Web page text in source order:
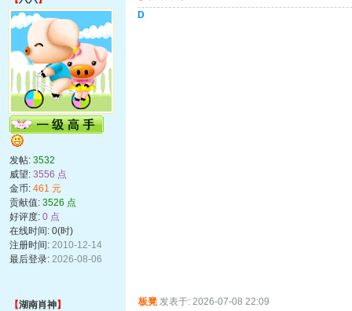
发帖: 3532
威望: 3556 点
金币: 461 元
贡献值: 3526 点
好评度: 0 点
在线时间: 0(时)
注册时间: 2010-12-14
最后登录: 2026-08-06
D
【湖南肖神】 板凳 发表于: 2026-07-08 22:09